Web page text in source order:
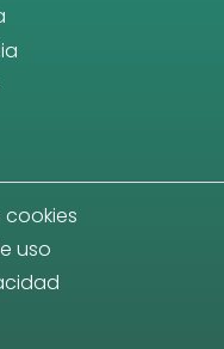
uso